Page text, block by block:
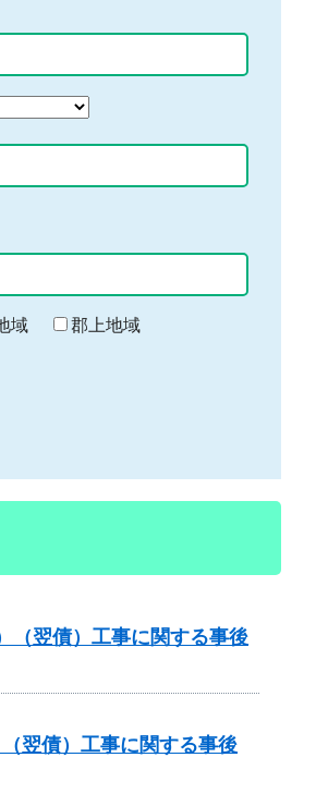
域
郡上地域
（翌債）工事に関する事後
翌債）工事に関する事後